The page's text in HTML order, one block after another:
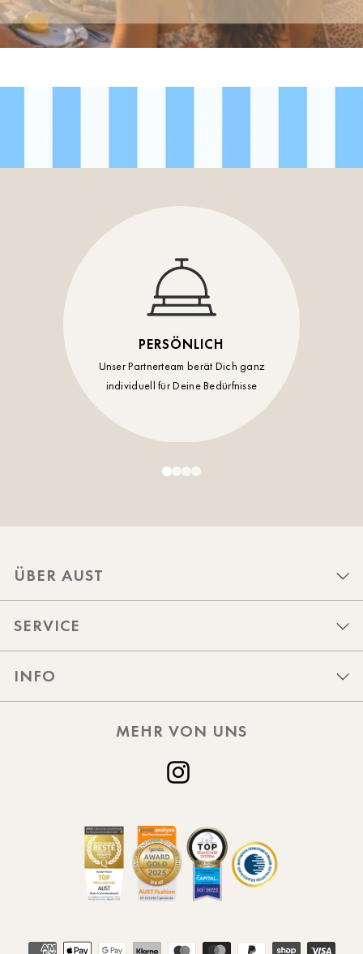
PERSÖNLICH
Unser Partnerteam berät Dich ganz
individuell für Deine Bedürfnisse
ÜBER AUST
SERVICE
INFO
MEHR VON UNS